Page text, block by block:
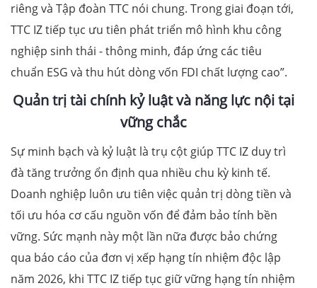
riêng và Tập đoàn TTC nói chung. Trong giai đoạn tới,
TTC IZ tiếp tục ưu tiên phát triển mô hình khu công
nghiệp sinh thái - thông minh, đáp ứng các tiêu
chuẩn ESG và thu hút dòng vốn FDI chất lượng cao”.
Quản trị tài chính kỷ luật và năng lực nội tại
vững chắc
Sự minh bạch và kỷ luật là trụ cột giúp TTC IZ duy trì
đà tăng trưởng ổn định qua nhiều chu kỳ kinh tế.
Doanh nghiệp luôn ưu tiên việc quản trị dòng tiền và
tối ưu hóa cơ cấu nguồn vốn để đảm bảo tính bền
vững. Sức mạnh này một lần nữa được bảo chứng
qua báo cáo của đơn vị xếp hạng tín nhiệm độc lập
năm 2026, khi TTC IZ tiếp tục giữ vững hạng tín nhiệm